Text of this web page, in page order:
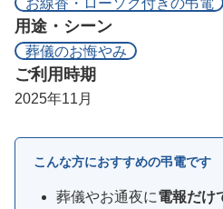
用途・シーン
葬儀のお悔やみ
ご利用時期
2025年11月
こんな方におすすめの弔電です
葬儀やお通夜に電報だけ